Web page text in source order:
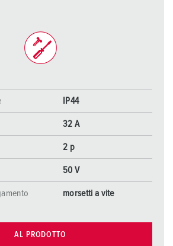
IP44
32 A
2 p
50 V
morsetti a vite
AL PRODOTTO